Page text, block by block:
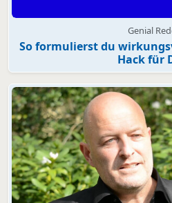
Genial
So formulierst du
Hack für